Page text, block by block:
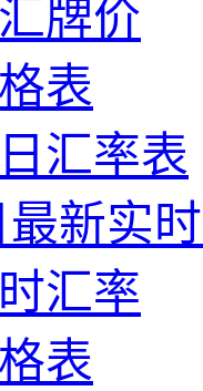
牌价
表
汇率表
新实
汇率
表